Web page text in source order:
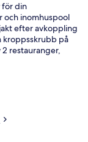
för din
och inomhuspool
efter avkoppling
kroppsskrubb på
2 restauranger,
och en takterrass,
Andra
och den